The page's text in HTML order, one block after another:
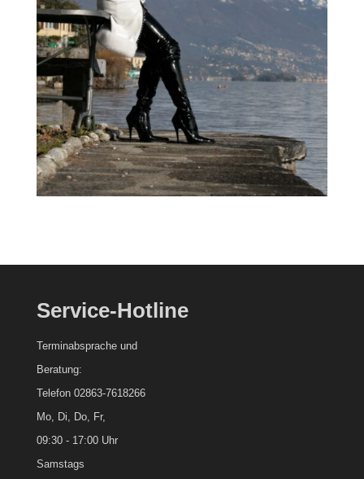
Service-Hotline
Terminabsprache und
Beratung:
Telefon 02863-7618266
Mo, Di, Do, Fr,
09:30 - 17:00 Uhr
Samstags